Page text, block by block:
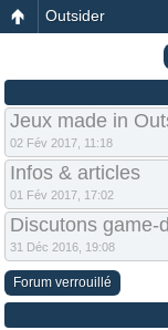
Outsider
Jeux made in
02 Fév 2017, 11:18
Infos & articles
01 Fév 2017, 17:02
Discutons game-
31 Déc 2016, 19:08
Forum verrouillé